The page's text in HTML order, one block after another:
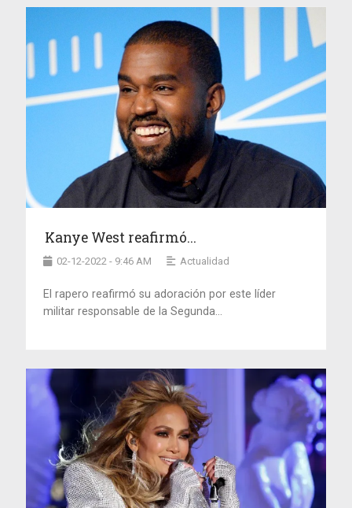
Kanye West reafirmó...
02-12-2022 - 9:46 AM Actualidad
El rapero reafirmó su adoración por este líder
militar responsable de la Segunda...